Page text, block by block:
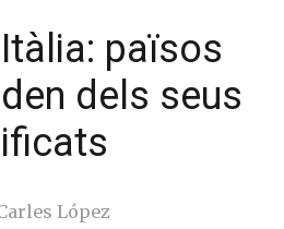
països
dels seus
López